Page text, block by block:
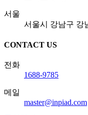
서울
서울시 강남구 강
CONTACT US
전화
1688-9785
메일
master@inpiad.com